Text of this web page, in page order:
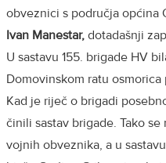
obveznici s područja općina
Ivan Manestar, dotadašnji
U sastavu 155. brigade HV
Domovinskom ratu
Kad je riječ o brigadi
činili sastav brigade. Tako
vojnih obveznika, a u